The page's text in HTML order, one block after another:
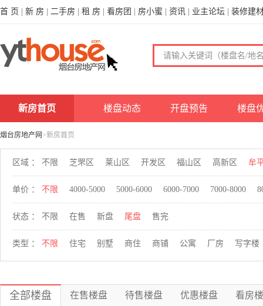
首 页 新 房 二手房 租 房 看房团 房小蜜 资讯 业主论坛 装修建
新房首页 楼盘动态 开盘预告 楼盘
烟台房地产网 >新房首页
区域 ： 不限 芝罘区 莱山区 开发区 福山区 高新区 牟
单价 ： 不限 4000-5000 5000-6000 6000-7000 7000-8000
状态 ： 不限 在售 新盘 尾盘 售完
类型 ： 不限 住宅 别墅 商住 商铺 公寓 厂房 写字楼
全部楼盘 在售楼盘 待售楼盘 优惠楼盘 看房